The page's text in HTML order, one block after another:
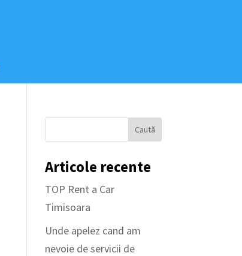
Articole recente
TOP Rent a Car
Timisoara
Unde apelez cand am
nevoie de servicii de